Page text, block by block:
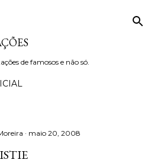
de famosos e não só.
maio 20, 2008